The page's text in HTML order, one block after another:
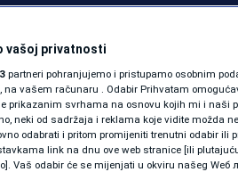
SHOWBIZ
PODCAST
N1 SPECIJAL
Jutros
peć
vašoj privatnosti
partneri pohranjujemo i pristupamo osobnim
na vašem računaru . Odabir Prihvatam
prikazanim svrhama na osnovu kojih mi i naši
neki od sadržaja i reklama koje vidite možda
odabrati i pritom promijeniti trenutni odabir ili
link na dnu ove web stranice [ili
Vaš odabir će se mijenjati u okviru našeg Wеб